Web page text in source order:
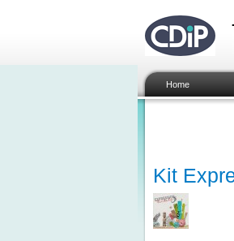
Home
Kit